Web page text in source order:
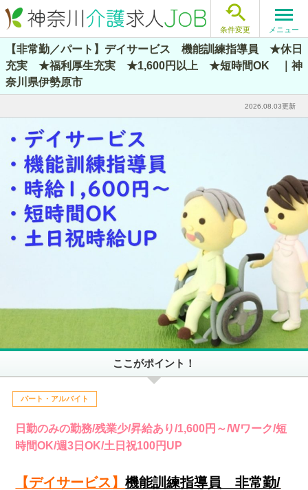

条件変更 メニュー
【非常勤／パート】デイサービス 機能訓練指導員 ★休日
充実 ★福利厚生充実 ★1,600円以上 ★短時間OK ｜神
奈川県伊勢原市
2026.08.03更新
ここがポイント！
パート・アルバイト
日勤のみの勤務/残業少/昇給あり/1,600円～/Wワーク/短
時間OK/週3日OK/土日祝100円UP
【デイサービス】機能訓練指導員 非常勤/